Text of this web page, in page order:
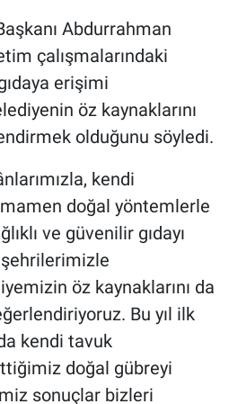
Abdurrahman
çalışmalarındaki
erişimi
öz kaynaklarını
olduğunu söyledi.
kendi
doğal yöntemlerle
ve güvenilir gıdayı
öz kaynaklarını da
Bu yıl ilk
kendi tavuk
doğal gübreyi
sonuçlar bizleri